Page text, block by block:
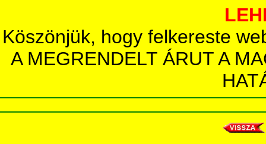
Köszönjük, hogy felkereste
A MEGRENDELT ÁRUT A